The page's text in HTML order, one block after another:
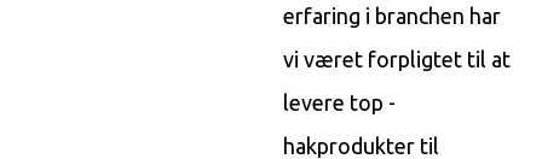
erfaring i branchen har
vi været forpligtet til at
levere top -
hakprodukter til